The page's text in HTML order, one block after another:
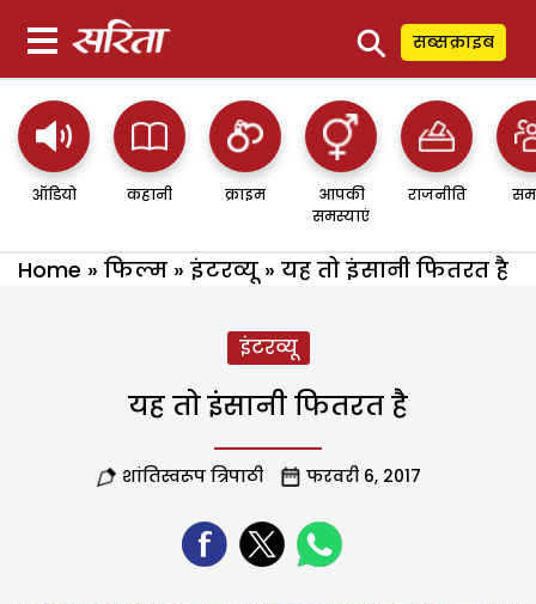
⚲ सब्सक्राइब
ऑडियो कहानी क्राइम
आपकी
समस्याएं
राजनीति
Home » फिल्म » इंटरव्यू» यह तो इंसानी फितरत है
इंटरव्यू
यह तो इंसानी फितरत है
शांतिस्वरूप त्रिपाठी फरवरी 6, 2017